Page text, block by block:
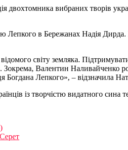
двохтомника вибраних творів
Лепкого в Бережанах Надія
світу земляка.
Валентин Наливайченко
Богдана Лепкого», – відзначила
із творчістю видатного сина